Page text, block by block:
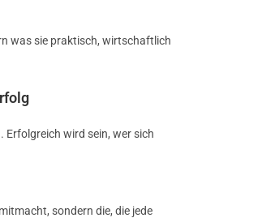
was sie praktisch, wirtschaftlich
wird sein, wer sich
sondern die, die jede